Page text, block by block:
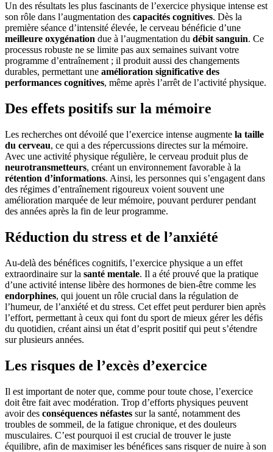
Un des résultats les plus fascinants de l’exercice physique intense est
son rôle dans l’augmentation des capacités cognitives. Dès la
première séance d’intensité élevée, le cerveau bénéficie d’une
meilleure oxygénation due à l’augmentation du débit sanguin. Ce
processus robuste ne se limite pas aux semaines suivant votre
programme d’entraînement ; il produit aussi des changements
durables, permettant une amélioration significative des
performances cognitives, même après l’arrêt de l’activité physique.
Des effets positifs sur la mémoire
Les recherches ont dévoilé que l’exercice intense augmente la taille
du cerveau, ce qui a des répercussions directes sur la mémoire.
Avec une activité physique régulière, le cerveau produit plus de
neurotransmetteurs, créant un environnement favorable à la
rétention d’informations. Ainsi, les personnes qui s’engagent dans
des régimes d’entraînement rigoureux voient souvent une
amélioration marquée de leur mémoire, pouvant perdurer pendant
des années après la fin de leur programme.
Réduction du stress et de l’anxiété
Au-delà des bénéfices cognitifs, l’exercice physique a un effet
extraordinaire sur la santé mentale. Il a été prouvé que la pratique
d’une activité intense libère des hormones de bien-être comme les
endorphines, qui jouent un rôle crucial dans la régulation de
l’humeur, de l’anxiété et du stress. Cet effet peut perdurer bien après
l’effort, permettant à ceux qui font du sport de mieux gérer les défis
du quotidien, créant ainsi un état d’esprit positif qui peut s’étendre
sur plusieurs années.
Les risques de l’excès d’exercice
Il est important de noter que, comme pour toute chose, l’exercice
doit être fait avec modération. Trop d’efforts physiques peuvent
avoir des conséquences néfastes sur la santé, notamment des
troubles de sommeil, de la fatigue chronique, et des douleurs
musculaires. C’est pourquoi il est crucial de trouver le juste
équilibre, afin de maximiser les bénéfices sans risquer de nuire à son